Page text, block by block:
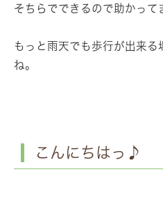
そちらでできるので助かって
もっと雨天でも歩行が出来る
ね。
こんにちはっ♪